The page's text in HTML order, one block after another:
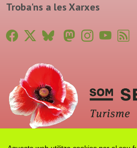
Troba'ns a les Xarxes